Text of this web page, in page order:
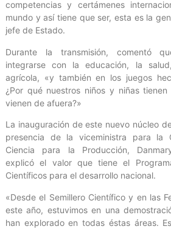
competencias y certámenes
mundo y así tiene que ser, esta es la
jefe de Estado.
Durante la transmisión, comentó
integrarse con la educación, la
agrícola, «y también en los juegos
¿Por qué nuestros niños y niñas
vienen de afuera?»
La inauguración de este nuevo núcleo
presencia de la viceministra para la
Ciencia para la Producción,
explicó el valor que tiene el
Científicos para el desarrollo nacional.
«Desde el Semillero Científico y en las
este año, estuvimos en una
han explorado en todas éstas áreas.